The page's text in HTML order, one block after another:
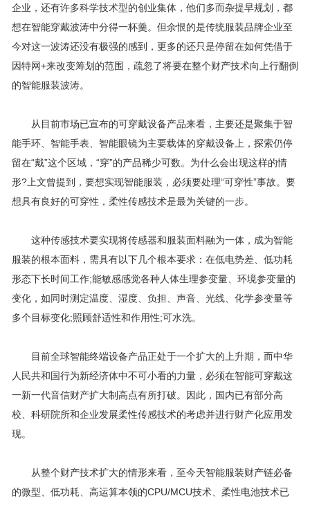
企业，还有许多科学技术型的创业集体，他们多而杂提早规划，都
想在智能穿戴波涛中分得一杯羹。但余恨的是传统服装品牌企业至
今对这一波涛还没有极强的感到，更多的还只是停留在如何凭借于
因特网+来改变筹划的范围，疏忽了将要在整个财产技术向上行翻倒
的智能服装波涛。
从目前市场已宣布的可穿戴设备产品来看，主要还是聚集于智
能手环、智能手表、智能眼镜为主要载体的穿戴设备上，探索仍停
留在“戴”这个区域，“穿”的产品稀少可数。为什么会出现这样的情
形?上文曾提到，要想实现智能服装，必须要处理“可穿性”事故。要
想具有良好的可穿性，柔性传感技术是最为关键的一步。
这种传感技术要实现将传感器和服装面料融为一体，成为智能
服装的根本面料，需具有以下几个根本要求：在低电势差、低功耗
形态下长时间工作;能敏感感觉各种人体生理参变量、环境参变量的
变化，如同时测定温度、湿度、负担、声音、光线、化学参变量等
多个目标变化;照顾舒适性和作用性;可水洗。
目前全球智能终端设备产品正处于一个扩大的上升期，而中华
人民共和国行为新经济体中不可小看的力量，必须在智能可穿戴这
一新一代音信财产扩大制高点有所打破。因此，国内已有部分高
校、科研院所和企业发展柔性传感技术的考虑并进行财产化应用发
现。
从整个财产技术扩大的情形来看，至今天智能服装财产链必备
的微型、低功耗、高运算本领的CPU/MCU技术、柔性电池技术已